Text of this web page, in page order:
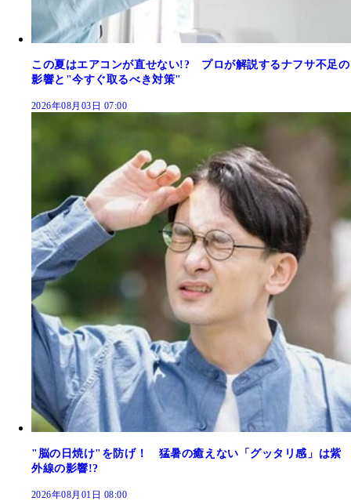
この夏はエアコンが直せない!? プロが解説するナフサ不足の
影響と"今すぐ取るべき対策"
2026年08月03日 07:00
"脳の日焼け"を防げ！ 猛暑の癒えない「グッタリ感」は紫
外線の影響!?
2026年08月01日 08:00